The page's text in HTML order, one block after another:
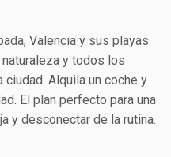
Valencia y sus playas
y todos los
Alquila un coche y
El plan perfecto para una
y desconectar de la rutina.